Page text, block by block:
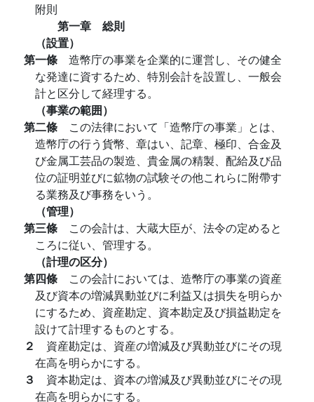
附則
第一章 総則
（設置）
第一條 造幣庁の事業を企業的に運営し、その健全
な発達に資するため、特別会計を設置し、一般会
計と区分して経理する。
（事業の範囲）
第二條 この法律において「造幣庁の事業」とは、
造幣庁の行う貨幣、章はい、記章、極印、合金及
び金属工芸品の製造、貴金属の精製、配給及び品
位の証明並びに鉱物の試験その他これらに附帶す
る業務及び事務をいう。
（管理）
第三條 この会計は、大蔵大臣が、法令の定めると
ころに従い、管理する。
（計理の区分）
第四條 この会計においては、造幣庁の事業の資産
及び資本の増減異動並びに利益又は損失を明らか
にするため、資産勘定、資本勘定及び損益勘定を
設けて計理するものとする。
２ 資産勘定は、資産の増減及び異動並びにその現
在高を明らかにする。
３ 資本勘定は、資本の増減及び異動並びにその現
在高を明らかにする。